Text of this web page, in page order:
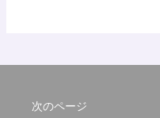
次のページ